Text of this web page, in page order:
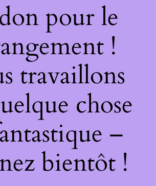
pour le
!
travaillons
chose
–
bientôt !